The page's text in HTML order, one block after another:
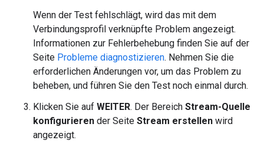
Wenn der Test fehlschlägt, wird das mit dem
Verbindungsprofil verknüpfte Problem angezeigt.
Informationen zur Fehlerbehebung finden Sie auf der
Seite Probleme diagnostizieren. Nehmen Sie die
erforderlichen Änderungen vor, um das Problem zu
beheben, und führen Sie den Test noch einmal durch.
Klicken Sie auf WEITER. Der Bereich Stream-Quelle
konfigurieren der Seite Stream erstellen wird
angezeigt.